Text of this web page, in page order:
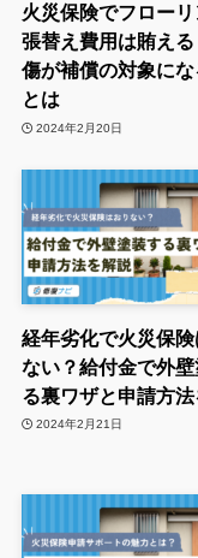
火災保険でフロー
張替え費用は賄え
傷が補償の対象に
とは
2024年2月20日
経年劣化で火災保険
ない？給付金で外
る裏ワザと申請方
2024年2月21日